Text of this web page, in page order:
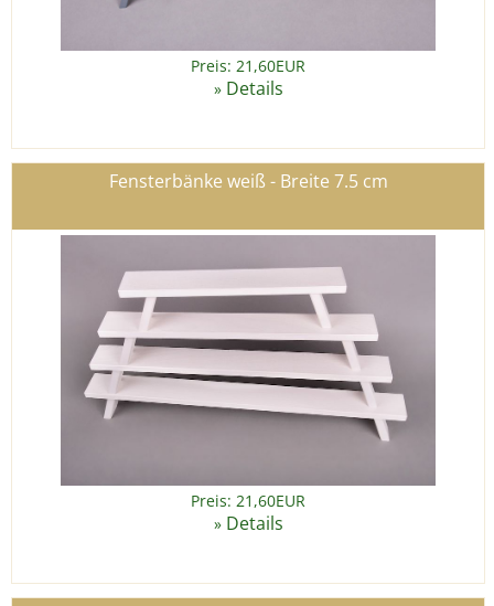
Preis: 21,60EUR
» Details
Fensterbänke weiß - Breite 7.5 cm
Preis: 21,60EUR
» Details